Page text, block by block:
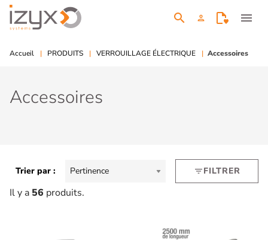
search person menu
Accueil PRODUITS VERROUILLAGE ÉLECTRIQUE Accessoires
Accessoires
Il y a 56 produits.
Trier par : Pertinence filter_listFILTRER